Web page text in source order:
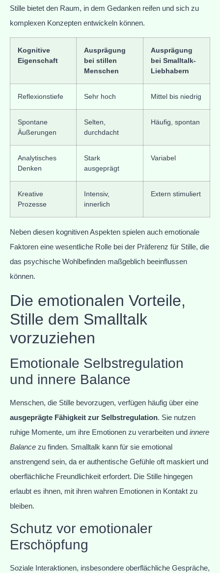
Stille bietet den Raum, in dem Gedanken reifen und sich zu
komplexen Konzepten entwickeln können.
Kognitive
Eigenschaft
Ausprägung
bei stillen
Menschen
Ausprägung
bei Smalltalk-
Liebhabern
Reflexionstiefe Sehr hoch Mittel bis niedrig
Spontane
Äußerungen
Selten,
durchdacht
Häufig, spontan
Analytisches
Denken
Stark
ausgeprägt
Variabel
Kreative
Prozesse
Intensiv,
innerlich
Extern stimuliert
Neben diesen kognitiven Aspekten spielen auch emotionale
Faktoren eine wesentliche Rolle bei der Präferenz für Stille, die
das psychische Wohlbefinden maßgeblich beeinflussen
können.
Die emotionalen Vorteile,
Stille dem Smalltalk
vorzuziehen
Emotionale Selbstregulation
und innere Balance
Menschen, die Stille bevorzugen, verfügen häufig über eine
ausgeprägte Fähigkeit zur Selbstregulation. Sie nutzen
ruhige Momente, um ihre Emotionen zu verarbeiten und innere
Balance zu finden. Smalltalk kann für sie emotional
anstrengend sein, da er authentische Gefühle oft maskiert und
oberflächliche Freundlichkeit erfordert. Die Stille hingegen
erlaubt es ihnen, mit ihren wahren Emotionen in Kontakt zu
bleiben.
Schutz vor emotionaler
Erschöpfung
Soziale Interaktionen, insbesondere oberflächliche Gespräche,